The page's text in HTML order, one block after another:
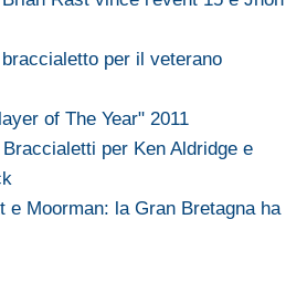
per il veterano
of The Year" 2011
per Ken Aldridge e
e Moorman: la Gran Bretagna ha